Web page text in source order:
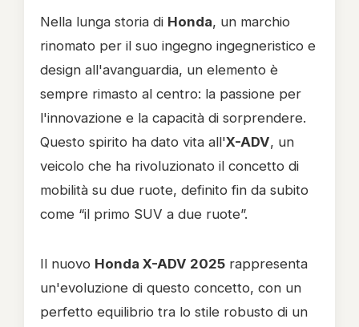
Nella lunga storia di Honda, un marchio
rinomato per il suo ingegno ingegneristico e
design all'avanguardia, un elemento è
sempre rimasto al centro: la passione per
l'innovazione e la capacità di sorprendere.
Questo spirito ha dato vita all'X-ADV, un
veicolo che ha rivoluzionato il concetto di
mobilità su due ruote, definito fin da subito
come “il primo SUV a due ruote”.
Il nuovo Honda X-ADV 2025 rappresenta
un'evoluzione di questo concetto, con un
perfetto equilibrio tra lo stile robusto di un